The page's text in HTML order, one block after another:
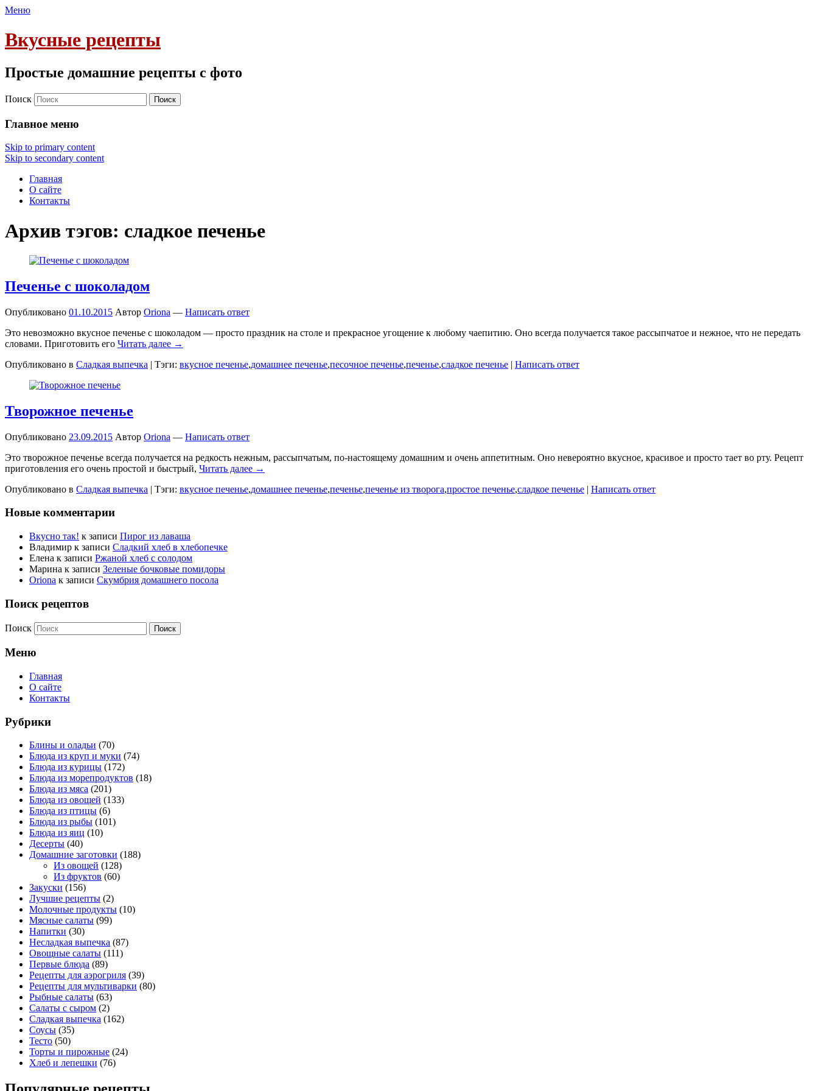
Меню
Вкусные рецепты
Простые домашние рецепты с фото
Поиск
Главное меню
Skip to primary content
Skip to secondary content
Главная
О сайте
Контакты
Архив тэгов: сладкое печенье
Печенье с шоколадом
Опубликовано 01.10.2015 Автор Oriona — Написать ответ
Это невозможно вкусное печенье с шоколадом — просто праздник на столе и прекрасное угощение к любому чаепитию. Оно всегда получается такое рассыпчатое и нежное, что не передать
словами. Приготовить его Читать далее →
Опубликовано в Сладкая выпечка | Тэги: вкусное печенье,домашнее печенье,песочное печенье,печенье,сладкое печенье | Написать ответ
Творожное печенье
Опубликовано 23.09.2015 Автор Oriona — Написать ответ
Это творожное печенье всегда получается на редкость нежным, рассыпчатым, по-настоящему домашним и очень аппетитным. Оно невероятно вкусное, красивое и просто тает во рту. Рецепт
приготовления его очень простой и быстрый, Читать далее →
Опубликовано в Сладкая выпечка | Тэги: вкусное печенье,домашнее печенье,печенье,печенье из творога,простое печенье,сладкое печенье | Написать ответ
Новые комментарии
Вкусно так! к записи Пирог из лаваша
Владимир к записи Сладкий хлеб в хлебопечке
Елена к записи Ржаной хлеб с солодом
Марина к записи Зеленые бочковые помидоры
Oriona к записи Скумбрия домашнего посола
Поиск рецептов
Поиск
Меню
Главная
О сайте
Контакты
Рубрики
Блины и оладьи (70)
Блюда из круп и муки (74)
Блюда из курицы (172)
Блюда из морепродуктов (18)
Блюда из мяса (201)
Блюда из овощей (133)
Блюда из птицы (6)
Блюда из рыбы (101)
Блюда из яиц (10)
Десерты (40)
Домашние заготовки (188)
Из овощей (128)
Из фруктов (60)
Закуски (156)
Лучшие рецепты (2)
Молочные продукты (10)
Мясные салаты (99)
Напитки (30)
Несладкая выпечка (87)
Овощные салаты (111)
Первые блюда (89)
Рецепты для аэрогриля (39)
Рецепты для мультиварки (80)
Рыбные салаты (63)
Салаты с сыром (2)
Сладкая выпечка (162)
Соусы (35)
Тесто (50)
Торты и пирожные (24)
Хлеб и лепешки (76)